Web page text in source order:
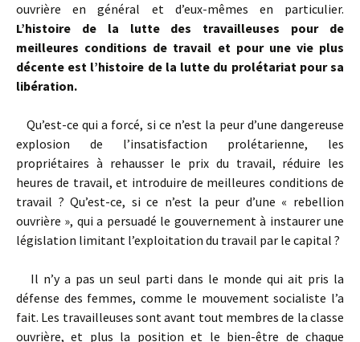
ouvrière en général et d’eux-mêmes en particulier.
L’histoire de la lutte des travailleuses pour de
meilleures conditions de travail et pour une vie plus
décente est l’histoire de la lutte du prolétariat pour sa
libération.
Qu’est-ce qui a forcé, si ce n’est la peur d’une dangereuse
explosion de l’insatisfaction prolétarienne, les
propriétaires à rehausser le prix du travail, réduire les
heures de travail, et introduire de meilleures conditions de
travail ? Qu’est-ce, si ce n’est la peur d’une « rebellion
ouvrière », qui a persuadé le gouvernement à instaurer une
législation limitant l’exploitation du travail par le capital ?
Il n’y a pas un seul parti dans le monde qui ait pris la
défense des femmes, comme le mouvement socialiste l’a
fait. Les travailleuses sont avant tout membres de la classe
ouvrière, et plus la position et le bien-être de chaque